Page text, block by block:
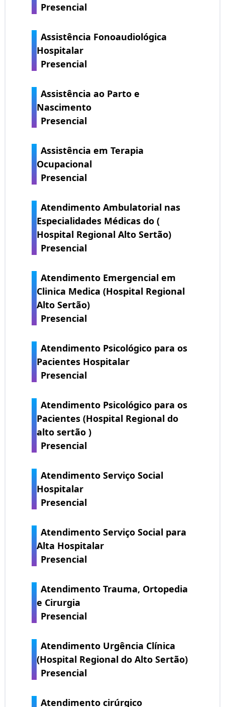
Presencial
Assistência Fonoaudiológica
Hospitalar
Presencial
Assistência ao Parto e
Nascimento
Presencial
Assistência em Terapia
Ocupacional
Presencial
Atendimento Ambulatorial nas
Especialidades Médicas do (
Hospital Regional Alto Sertão)
Presencial
Atendimento Emergencial em
Clinica Medica (Hospital Regional
Alto Sertão)
Presencial
Atendimento Psicológico para os
Pacientes Hospitalar
Presencial
Atendimento Psicológico para os
Pacientes (Hospital Regional do
alto sertão )
Presencial
Atendimento Serviço Social
Hospitalar
Presencial
Atendimento Serviço Social para
Alta Hospitalar
Presencial
Atendimento Trauma, Ortopedia
e Cirurgia
Presencial
Atendimento Urgência Clínica
(Hospital Regional do Alto Sertão)
Presencial
Atendimento cirúrgico